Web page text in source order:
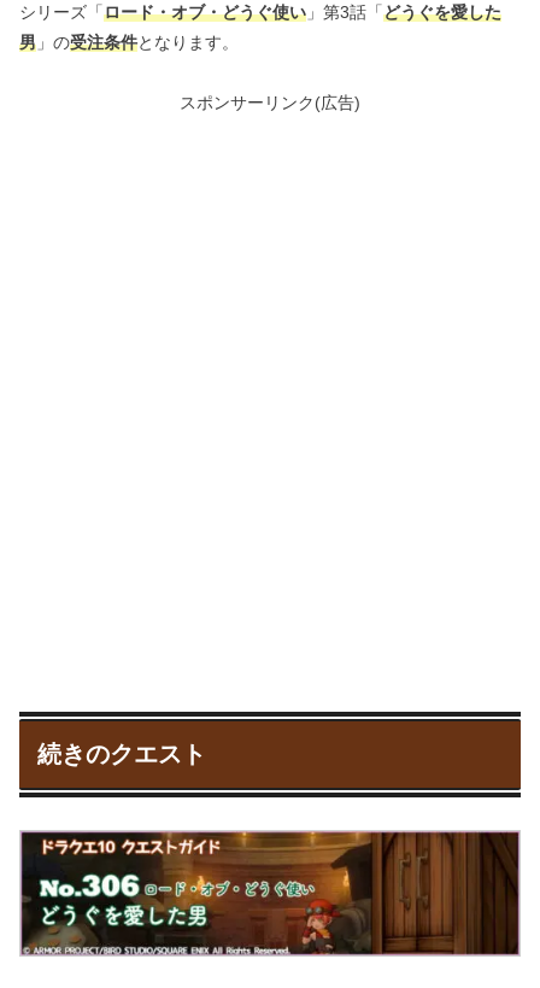
シリーズ「ロード・オブ・どうぐ使い 」第3話「どうぐを愛した
男 」の受注条件となります。
スポンサーリンク(広告)
続きのクエスト